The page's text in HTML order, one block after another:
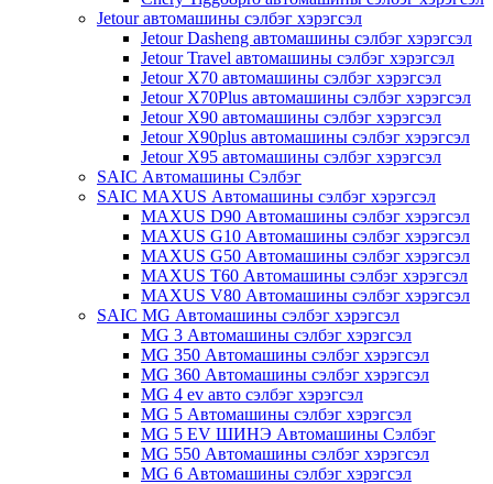
Jetour автомашины сэлбэг хэрэгсэл
Jetour Dasheng автомашины сэлбэг хэрэгсэл
Jetour Travel автомашины сэлбэг хэрэгсэл
Jetour X70 автомашины сэлбэг хэрэгсэл
Jetour X70Plus автомашины сэлбэг хэрэгсэл
Jetour X90 автомашины сэлбэг хэрэгсэл
Jetour X90plus автомашины сэлбэг хэрэгсэл
Jetour X95 автомашины сэлбэг хэрэгсэл
SAIC Автомашины Сэлбэг
SAIC MAXUS Автомашины сэлбэг хэрэгсэл
MAXUS D90 Автомашины сэлбэг хэрэгсэл
MAXUS G10 Автомашины сэлбэг хэрэгсэл
MAXUS G50 Автомашины сэлбэг хэрэгсэл
MAXUS T60 Автомашины сэлбэг хэрэгсэл
MAXUS V80 Автомашины сэлбэг хэрэгсэл
SAIC MG Автомашины сэлбэг хэрэгсэл
MG 3 Автомашины сэлбэг хэрэгсэл
MG 350 Автомашины сэлбэг хэрэгсэл
MG 360 Автомашины сэлбэг хэрэгсэл
MG 4 ev авто сэлбэг хэрэгсэл
MG 5 Автомашины сэлбэг хэрэгсэл
MG 5 EV ШИНЭ Автомашины Сэлбэг
MG 550 Автомашины сэлбэг хэрэгсэл
MG 6 Автомашины сэлбэг хэрэгсэл